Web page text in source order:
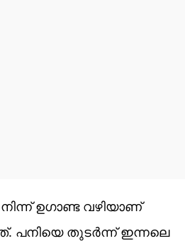
ഉഗാണ്ട വഴിയാണ്
പനിയെ തുടർന്ന് ഇന്നലെ